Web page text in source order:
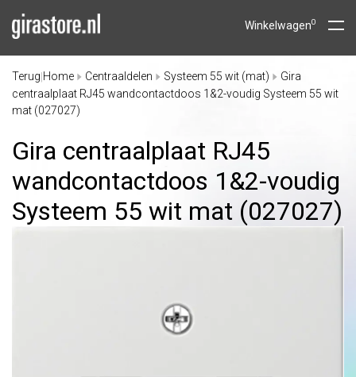
Winkelwagen0
Terug Home Centraaldelen Systeem 55 wit (mat)
Gira
centraalplaat RJ45 wandcontactdoos 1&2-voudig Systeem 55 wit
mat (027027)
Gira centraalplaat RJ45
wandcontactdoos 1&2-voudig
Systeem 55 wit mat (027027)